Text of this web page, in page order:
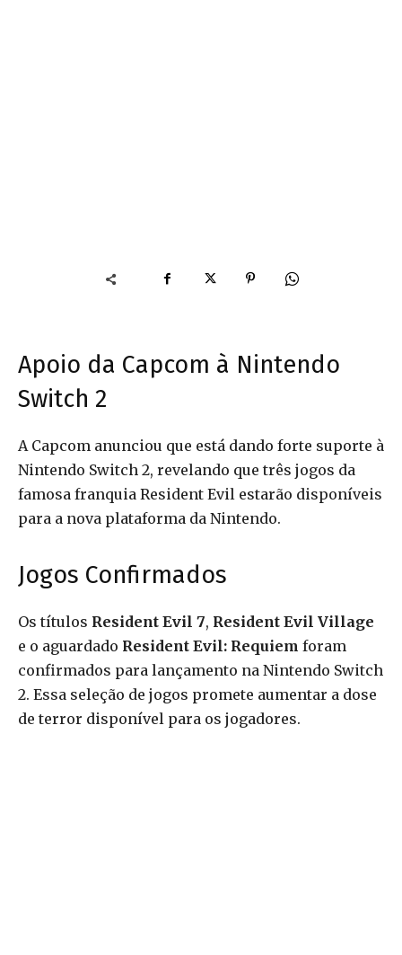
Apoio da Capcom à Nintendo
Switch 2
A Capcom anunciou que está dando forte suporte à
Nintendo Switch 2, revelando que três jogos da
famosa franquia Resident Evil estarão disponíveis
para a nova plataforma da Nintendo.
Jogos Confirmados
Os títulos Resident Evil 7, Resident Evil Village
e o aguardado Resident Evil: Requiem foram
confirmados para lançamento na Nintendo Switch
2. Essa seleção de jogos promete aumentar a dose
de terror disponível para os jogadores.